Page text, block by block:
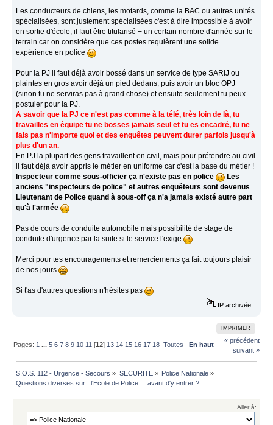
Les conducteurs de chiens, les motards, comme la BAC ou autres unités
spécialisées, sont justement spécialisées c'est à dire impossible à avoir
en sortie d'école, il faut être titularisé + un certain nombre d'année sur le
terrain car on considère que ces postes requièrent une solide
expérience en police
Pour la PJ il faut déjà avoir bossé dans un service de type SARIJ ou
plaintes en gros avoir déjà un pied dedans, puis avoir un bloc OPJ
(sinon tu ne serviras pas à grand chose) et ensuite seulement tu peux
postuler pour la PJ.
A savoir que la PJ ce n'est pas comme à la télé, très loin de là, tu
travailles en équipe tu ne bosses jamais seul et tu es encadré, tu ne
fais pas n'importe quoi et des enquêtes peuvent durer parfois jusqu'à
plus d'un an.
En PJ la plupart des gens travaillent en civil, mais pour prétendre au civil
il faut déjà avoir appris le métier en uniforme car c'est la base du métier !
Inspecteur comme sous-officier ça n'existe pas en police
Les
anciens "inspecteurs de police" et autres enquêteurs sont devenus
Lieutenant de Police quand à sous-off ça n'a jamais existé autre part
qu'à l'armée
Pas de cours de conduite automobile mais possibilité de stage de
conduite d'urgence par la suite si le service l'exige
Merci pour tes encouragements et remerciements ça fait toujours plaisir
de nos jours
Si t'as d'autres questions n'hésites pas
IP archivée
IMPRIMER
Pages: 1 ...5 6 7 8 9 10 11 [12] 13 14 15 16 17 18 Toutes En haut
« précédent
suivant »
S.O.S. 112 - Urgence - Secours » SECURITE» Police Nationale»
Questions diverses sur : l'Ecole de Police ... avant d'y entrer ?
Aller à: